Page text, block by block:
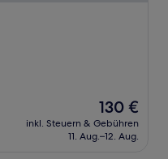
Der
Preis
beträgt
130 €
inkl. Steuern & Gebühren
11. Aug.–12. Aug.